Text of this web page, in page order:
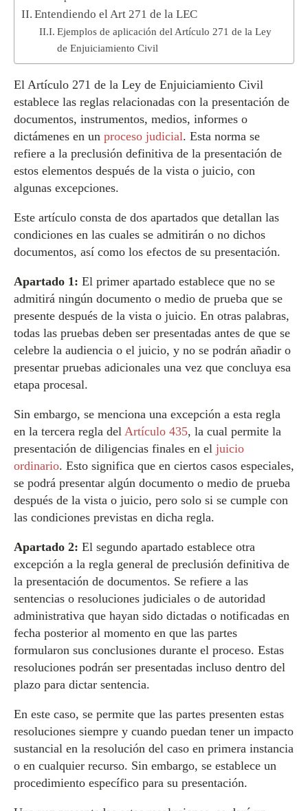
Entendiendo el Art 271 de la LEC
Ejemplos de aplicación del Artículo 271 de la Ley
de Enjuiciamiento Civil
El Artículo 271 de la Ley de Enjuiciamiento Civil
establece las reglas relacionadas con la presentación de
documentos, instrumentos, medios, informes o
dictámenes en un proceso judicial. Esta norma se
refiere a la preclusión definitiva de la presentación de
estos elementos después de la vista o juicio, con
algunas excepciones.
Este artículo consta de dos apartados que detallan las
condiciones en las cuales se admitirán o no dichos
documentos, así como los efectos de su presentación.
Apartado 1: El primer apartado establece que no se
admitirá ningún documento o medio de prueba que se
presente después de la vista o juicio. En otras palabras,
todas las pruebas deben ser presentadas antes de que se
celebre la audiencia o el juicio, y no se podrán añadir o
presentar pruebas adicionales una vez que concluya esa
etapa procesal.
Sin embargo, se menciona una excepción a esta regla
en la tercera regla del Artículo 435, la cual permite la
presentación de diligencias finales en el juicio
ordinario. Esto significa que en ciertos casos especiales,
se podrá presentar algún documento o medio de prueba
después de la vista o juicio, pero solo si se cumple con
las condiciones previstas en dicha regla.
Apartado 2: El segundo apartado establece otra
excepción a la regla general de preclusión definitiva de
la presentación de documentos. Se refiere a las
sentencias o resoluciones judiciales o de autoridad
administrativa que hayan sido dictadas o notificadas en
fecha posterior al momento en que las partes
formularon sus conclusiones durante el proceso. Estas
resoluciones podrán ser presentadas incluso dentro del
plazo para dictar sentencia.
En este caso, se permite que las partes presenten estas
resoluciones siempre y cuando puedan tener un impacto
sustancial en la resolución del caso en primera instancia
o en cualquier recurso. Sin embargo, se establece un
procedimiento específico para su presentación.